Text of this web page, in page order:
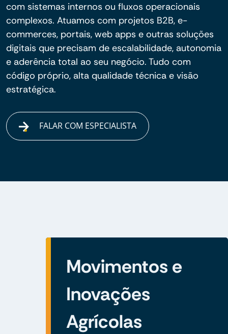
com sistemas internos ou fluxos operacionais
complexos. Atuamos com projetos B2B, e-
commerces, portais, web apps e outras soluções
digitais que precisam de escalabilidade, autonomia
e aderência total ao seu negócio. Tudo com
código próprio, alta qualidade técnica e visão
estratégica.
FALAR COM ESPECIALISTA
Movimentos e
Inovações
Agrícolas